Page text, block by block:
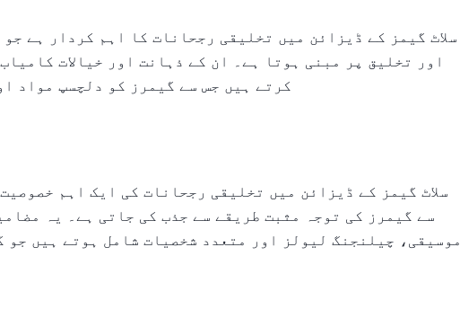
سلاٹ گیمز کے ڈیزائن میں تخلیقی رجحانات کا اہم کردار ہے
اور تخلیق پر مبنی ہوتا ہے۔ ان کے ذہانت اور خیالات
کرتے ہیں جس سے گیمرز کو دلچسپ مواد
سلاٹ گیمز کے ڈیزائن میں تخلیقی رجحانات کی ایک اہم
سے گیمرز کی توجہ مثبت طریقے سے جذب کی جاتی ہے۔ یہ
موسیقی، چیلنجنگ لیولز اور متعدد شخصیات شامل ہوتے ہیں جو